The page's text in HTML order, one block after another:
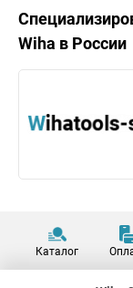
Wiha в России
Каталог